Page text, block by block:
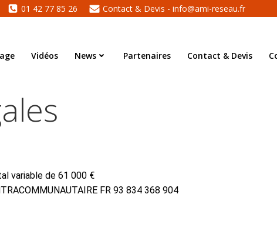
01 42 77 85 26 Contact & Devis - info@ami-reseau.fr
Vidéos News Partenaires Contact & Devis
variable de 61 000 €
FR 93 834 368 904